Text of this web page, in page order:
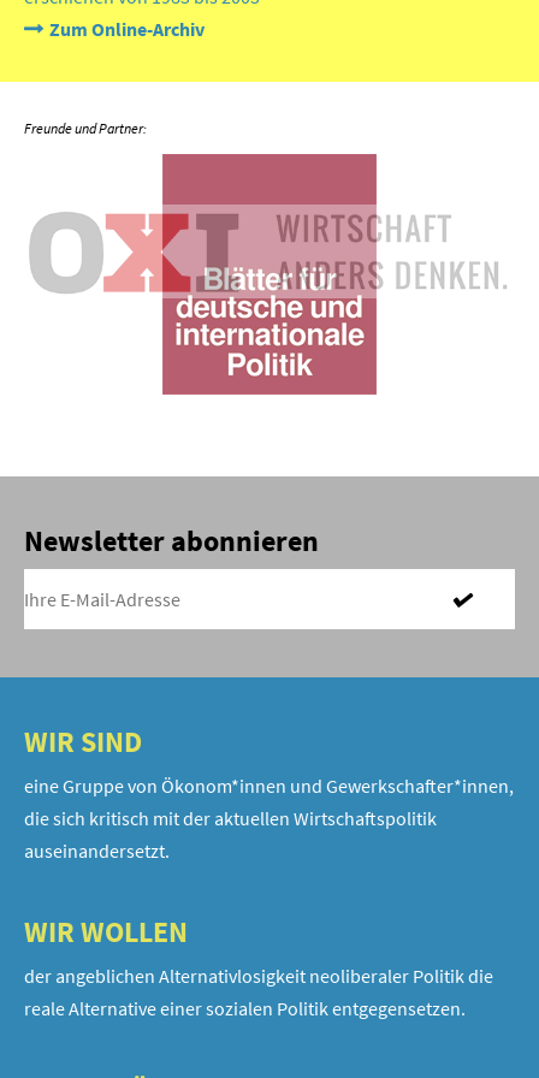
Zum Online-Archiv
Newsletter abonnieren
WIR SIND
eine Gruppe von Ökonom*innen und Gewerkschafter*innen,
die sich kritisch mit der aktuellen Wirtschaftspolitik
auseinandersetzt.
WIR WOLLEN
der angeblichen Alternativlosigkeit neoliberaler Politik die
reale Alternative einer sozialen Politik entgegensetzen.